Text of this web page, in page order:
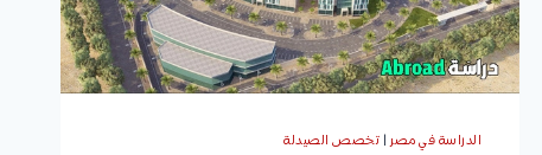
الدراسة في مصر | تخصص الصيدلة